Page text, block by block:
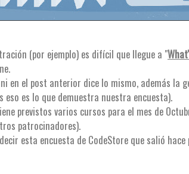
(por ejemplo) es difícil que llegue a "
en el post anterior dice lo mismo, además la
eso es lo que demuestra nuestra encuesta).
previstos varios cursos para el mes de
patrocinadores).
esta encuesta de CodeStore que salió hace